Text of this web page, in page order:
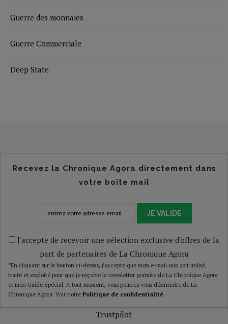
Guerre des monnaies
Guerre Commerciale
Deep State
Recevez la Chronique Agora directement dans
votre boîte mail
JE VALIDE
J'accepte de recevoir une sélection exclusive d'offres de la
part de partenaires de La Chronique Agora
*En cliquant sur le bouton ci-dessus, j’accepte que mon e-mail saisi soit utilisé,
traité et exploité pour que je reçoive la newsletter gratuite de La Chronique Agora
et mon Guide Spécial. A tout moment, vous pourrez vous désinscrire de La
Chronique Agora. Voir notre Politique de confidentialité.
Trustpilot